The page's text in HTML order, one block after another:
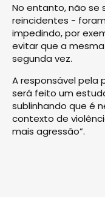
No entanto, não se
reincidentes -
impedindo, por
evitar que a
segunda vez.
A responsável pela
será feito um
sublinhando que é
contexto de
mais agressão”.